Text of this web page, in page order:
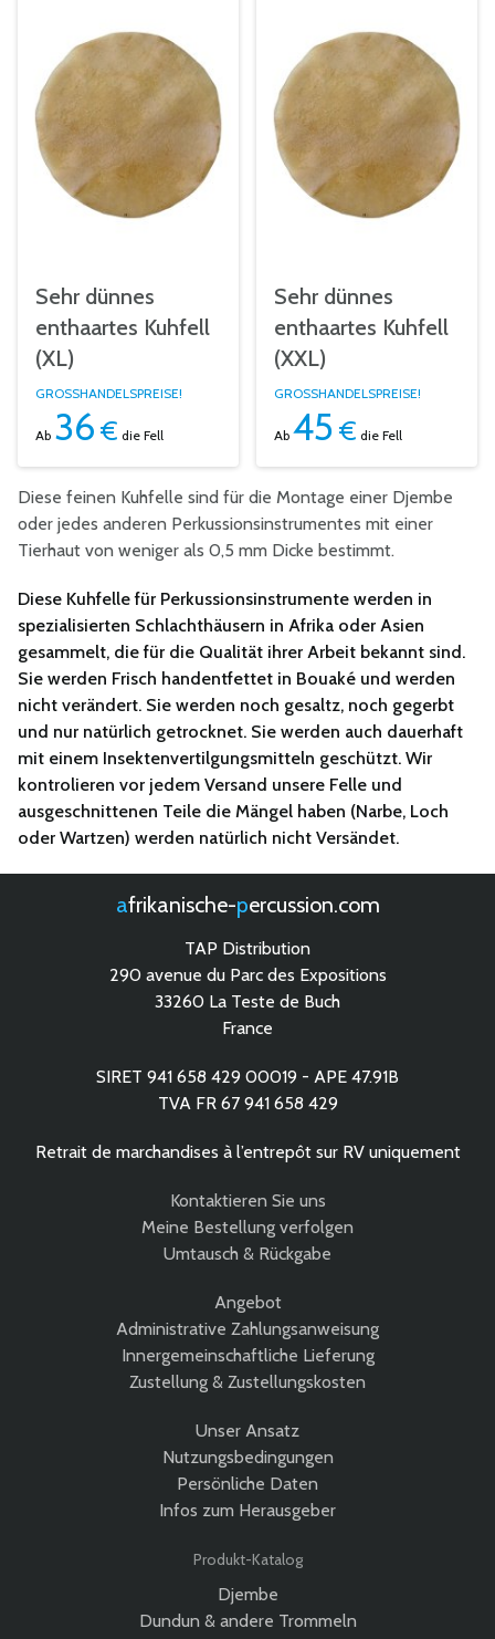
Diese Kuhfelle für Perkussionsinstrumente werden in
spezialisierten Schlachthäusern in Afrika oder Asien
gesammelt, die für die Qualität ihrer Arbeit bekannt sind.
Sie werden Frisch handentfettet in Bouaké und werden
nicht verändert. Sie werden noch gesaltz, noch gegerbt
und nur natürlich getrocknet. Sie werden auch dauerhaft
mit einem Insektenvertilgungsmitteln geschützt. Wir
kontrolieren vor jedem Versand unsere Felle und
ausgeschnittenen Teile die Mängel haben (Narbe, Loch
oder Wartzen) werden natürlich nicht Versändet.
Sehr dünnes
enthaartes Kuhfell
(XL)
GROSSHANDELSPREISE!
Ab 36 € die Fell
Sehr dünnes
enthaartes Kuhfell
(XXL)
GROSSHANDELSPREISE!
Ab 45 € die Fell
Diese feinen Kuhfelle sind für die Montage einer Djembe
oder jedes anderen Perkussionsinstrumentes mit einer
Tierhaut von weniger als 0,5 mm Dicke bestimmt.
afrikanische- percussion.com
TAP Distribution
290 avenue du Parc des Expositions
33260 La Teste de Buch
France
SIRET 941 658 429 00019 - APE 47.91B
TVA FR 67 941 658 429
Retrait de marchandises à l’entrepôt sur RV uniquement
Kontaktieren Sie uns
Meine Bestellung verfolgen
Umtausch & Rückgabe
Angebot
Administrative Zahlungsanweisung
Innergemeinschaftliche Lieferung
Zustellung & Zustellungskosten
Unser Ansatz
Nutzungsbedingungen
Persönliche Daten
Infos zum Herausgeber
Produkt-Katalog
Djembe
Dundun & andere Trommeln